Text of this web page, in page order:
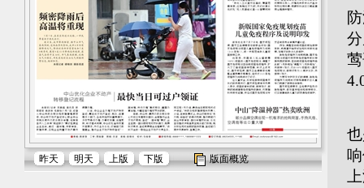
昨天 明天 上版 下版 版面概览